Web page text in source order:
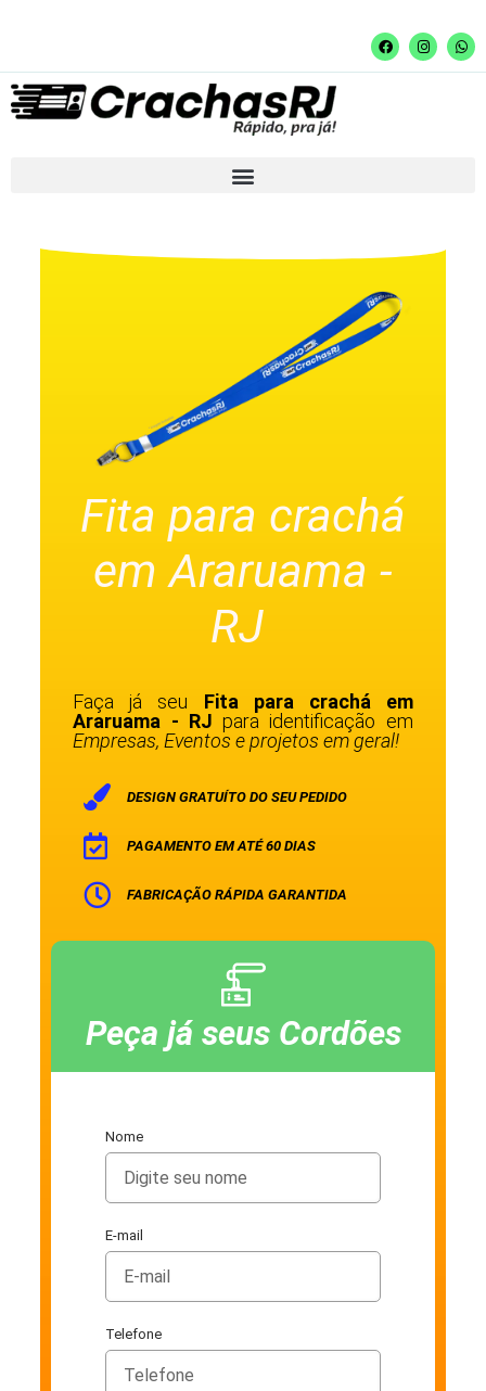
Fita para crachá
em Araruama -
RJ
Faça já seu Fita para crachá em
Araruama - RJpara identificação em
Empresas, Eventos e projetos em geral!
DESIGN GRATUÍTO DO SEU PEDIDO
PAGAMENTO EM ATÉ 60 DIAS
FABRICAÇÃO RÁPIDA GARANTIDA
Peça já seus Cordões
Nome
E-mail
Telefone